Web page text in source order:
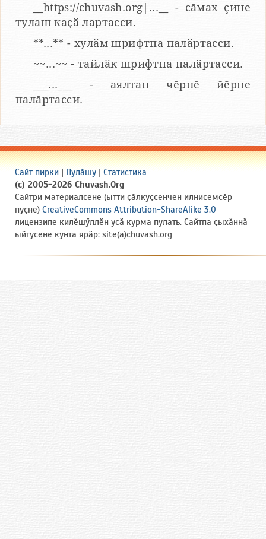
__https://chuvash.org|...__ - сӑмах ҫине
тулаш каҫӑ лартасси.
**...** - хулӑм шрифтпа палӑртасси.
~~...~~ - тайлӑк шрифтпа палӑртасси.
___...___ - аялтан чӗрнӗ йӗрпе
палӑртасси.
Сайт пирки | Пулӑшу | Статистика
(c) 2005-2026 Chuvash.Org
Сайтри материалсене (ытти ҫӑлкуҫсенчен илнисемсӗр
пуҫне) CreativeCommons Attribution-ShareAlike 3.0
лицензипе килӗшӳллӗн усӑ курма пулать. Сайтпа ҫыхӑннӑ
ыйтусене кунта ярӑр: site(a)chuvash.org